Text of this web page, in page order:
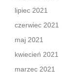
lipiec 2021
czerwiec 2021
maj 2021
kwiecień 2021
marzec 2021